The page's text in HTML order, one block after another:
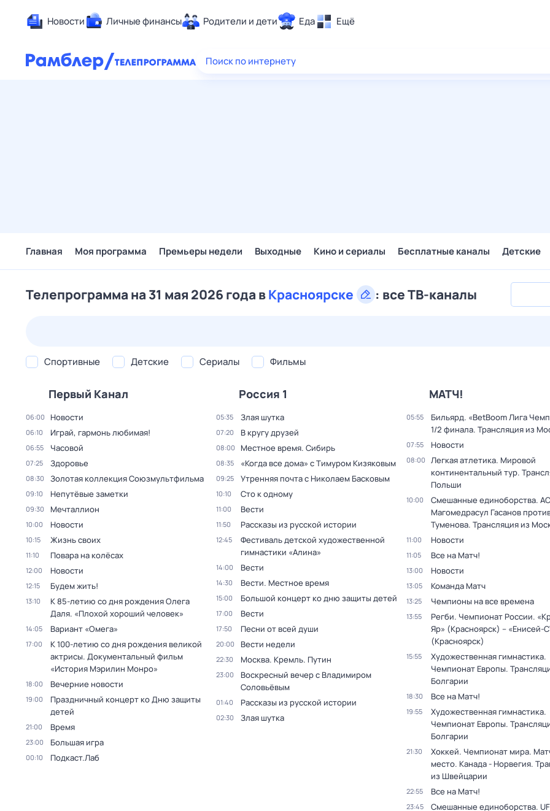
Новости Личные финансы Родители и дети Еда Ещё
Здоровье
Поиск по интернету
Главная Моя программа Премьеры недели Выходные Кино и сериалы Бесплатные каналы Детские
Телепрограмма на 31 мая 2026 года вКрасноярске : все ТВ-каналы
Спортивные Детские Сериалы Фильмы
Первый Канал
06:00 Новости
06:10 Играй, гармонь любимая!
06:55 Часовой
07:25 Здоровье
08:30 Золотая коллекция Союзмультфильма
09:10 Непутёвые заметки
09:30 Мечталлион
10:00 Новости
10:15 Жизнь своих
11:10 Повара на колёсах
12:00 Новости
12:15 Будем жить!
13:10
К 85-летию со дня рождения Олега
Даля. «Плохой хороший человек»
14:05 Вариант «Омега»
17:00
К 100-летию со дня рождения великой
актрисы. Документальный фильм
«История Мэрилин Монро»
18:00 Вечерние новости
19:00
Праздничный концерт ко Дню защиты
детей
21:00 Время
23:00 Большая игра
00:10 Подкаст.Лаб
Россия 1
05:35 Злая шутка
07:20 В кругу друзей
08:00 Местное время. Сибирь
08:35 «Когда все дома» с Тимуром Кизяковым
09:25 Утренняя почта с Николаем Басковым
10:10 Сто к одному
11:00 Вести
11:50 Рассказы из русской истории
12:45
Фестиваль детской художественной
гимнастики «Алина»
14:00 Вести
14:30 Вести. Местное время
15:00 Большой концерт ко дню защиты детей
17:00 Вести
17:50 Песни от всей души
20:00 Вести недели
22:30 Москва. Кремль. Путин
23:00
Воскресный вечер с Владимиром
Соловьёвым
01:40 Рассказы из русской истории
02:30 Злая шутка
МАТЧ!
05:55
Бильярд. «BetBoom Лига
1/2 финала. Трансляция из
07:55 Новости
08:00
Легкая атлетика. Мировой
континентальный тур.
Польши
10:00
Смешанные единоборства.
Магомедрасул Гасанов
Туменова. Трансляция из
11:00 Новости
11:05 Все на Матч!
13:00 Новости
13:05 Команда Матч
13:25 Чемпионы на все времена
13:55
Регби. Чемпионат России.
Яр» (Красноярск) – «Енисей-
(Красноярск)
15:55
Художественная гимнастика.
Чемпионат Европы.
Болгарии
18:30 Все на Матч!
19:55
Художественная гимнастика.
Чемпионат Европы.
Болгарии
21:30
Хоккей. Чемпионат мира.
место. Канада - Норвегия.
из Швейцарии
22:55 Все на Матч!
23:45
Смешанные единоборства.